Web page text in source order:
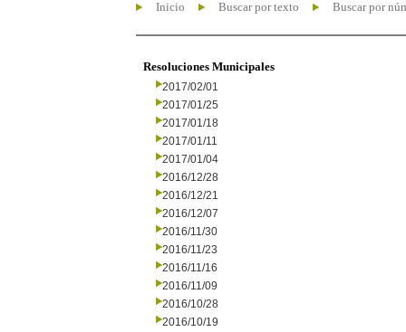
Inicio Buscar por texto Buscar por
Resoluciones Municipales
2017/02/01
2017/01/25
2017/01/18
2017/01/11
2017/01/04
2016/12/28
2016/12/21
2016/12/07
2016/11/30
2016/11/23
2016/11/16
2016/11/09
2016/10/28
2016/10/19